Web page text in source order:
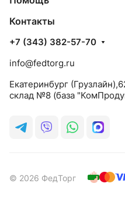
Контакты
+7 (343) 382-57-70
info@fedtorg.ru
Екатеринбург
склад №8 (база
© 2026 ФедТорг